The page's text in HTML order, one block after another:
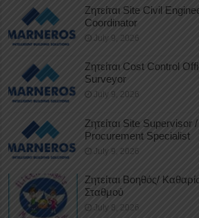
Ζητείται Site Civil
Coordinator
July 9, 2026
Ζητείται Cost Control
Surveyor
July 9, 2026
Ζητείται Site Supervisor
Procurement Specialist
July 9, 2026
Ζητείται Βοηθός/
Σταθμού
July 8, 2026